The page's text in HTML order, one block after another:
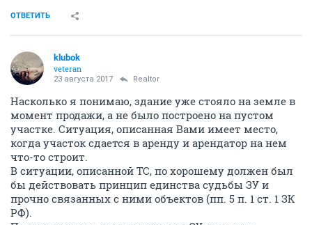
ОТВЕТИТЬ
klubok
veteran
23 августа 2017 Realtor
Насколько я понимаю, здание уже стояло на земле в
момент продажи, а не было построено на пустом
участке. Ситуация, описанная Вами имеет место,
когда участок сдается в аренду и арендатор на нем
что-то строит.
В ситуации, описанной ТС, по хорошему должен был
бы действовать принцип единства судьбы ЗУ и
прочно связанных с ними объектов (пп. 5 п. 1 ст. 1 ЗК
РФ).